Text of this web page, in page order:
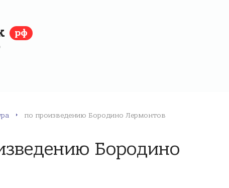
рф
по произведению Бородино Лермонтов
Бородино